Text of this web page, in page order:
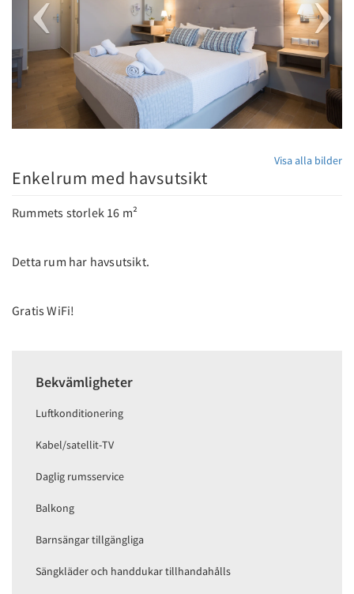
Visa alla bilder
Enkelrum med havsutsikt
Rummets storlek 16 m²
Detta rum har havsutsikt.
Gratis WiFi!
Bekvämligheter
Luftkonditionering
Kabel/satellit-TV
Daglig rumsservice
Balkong
Barnsängar tillgängliga
Sängkläder och handdukar tillhandahålls